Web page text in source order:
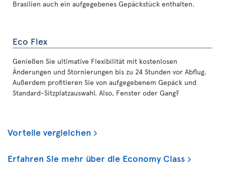
Brasilien auch ein aufgegebenes Gepäckstück enthalten.
Eco Flex
Genießen Sie ultimative Flexibilität mit kostenlosen
Änderungen und Stornierungen bis zu 24 Stunden vor Abflug.
Außerdem profitieren Sie von aufgegebenem Gepäck und
Standard-Sitzplatzauswahl. Also, Fenster oder Gang?
Vorteile vergleichen
Erfahren Sie mehr über die Economy Class